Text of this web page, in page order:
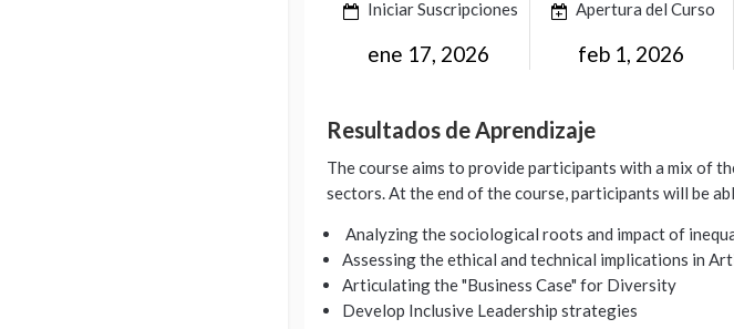
Iniciar Suscripciones
ene 17, 2026
Apertura del Curso
feb 1, 2026
Resultados de Aprendizaje
The course aims to provide participants with a mix of
sectors. At the end of the course, participants will be
Analyzing the sociological roots and impact of
Assessing the ethical and technical implications in
Articulating the "Business Case" for Diversity
Develop Inclusive Leadership strategies